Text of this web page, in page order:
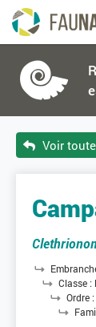
Voir
Classe :
Ordre :